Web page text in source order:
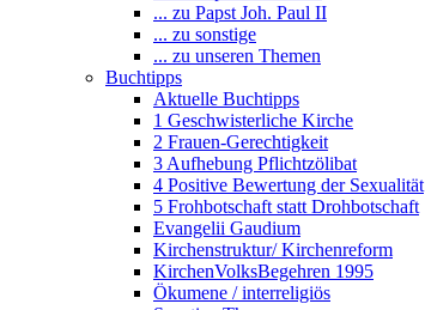
... zu Papst Joh. Paul II
... zu sonstige
... zu unseren Themen
Buchtipps
Aktuelle Buchtipps
1 Geschwisterliche Kirche
2 Frauen-Gerechtigkeit
3 Aufhebung Pflichtzölibat
4 Positive Bewertung der Sexualität
5 Frohbotschaft statt Drohbotschaft
Evangelii Gaudium
Kirchenstruktur/ Kirchenreform
KirchenVolksBegehren 1995
Ökumene / interreligiös